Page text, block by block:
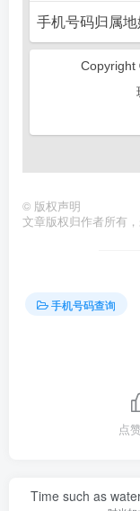
© 版权声明
文章版权归作者所有，
手机号码查询
点
Time such as